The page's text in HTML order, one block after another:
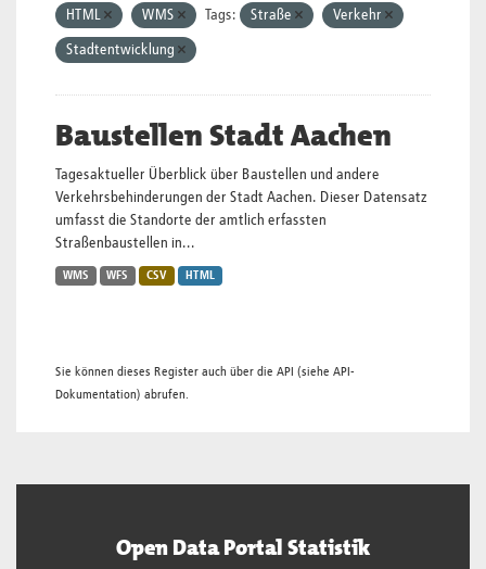
HTML WMS Tags: Straße Verkehr
Stadtentwicklung
Baustellen Stadt Aachen
Tagesaktueller Überblick über Baustellen und andere
Verkehrsbehinderungen der Stadt Aachen. Dieser Datensatz
umfasst die Standorte der amtlich erfassten
Straßenbaustellen in...
WMS WFS CSV HTML
Sie können dieses Register auch über die API (siehe API-
Dokumentation) abrufen.
Open Data Portal Statistik